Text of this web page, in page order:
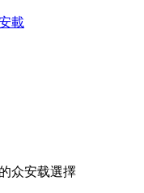
載
众安载選擇